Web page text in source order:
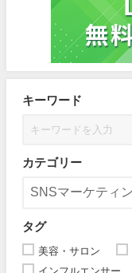
キーワード
カテゴリー
タグ
美容・サロン